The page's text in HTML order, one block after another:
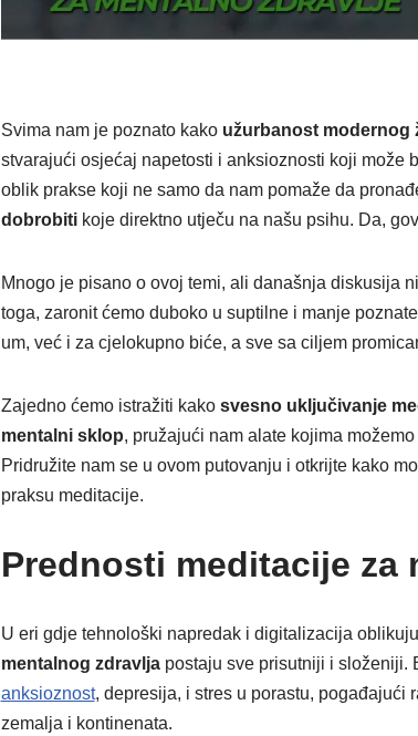
Svima nam je poznato kako užurbanost modernog
stvarajući osjećaj napetosti i anksioznosti koji može
oblik prakse koji ne samo da nam pomaže da
dobrobitikoje direktno utječu na našu psihu. Da,
Mnogo je pisano o ovoj temi, ali današnja diskusija
toga, zaronit ćemo duboko u suptilne i manje
um, već i za cjelokupno biće, a sve sa ciljem
Zajedno ćemo istražiti kako svesno uključivanje
mentalni sklop, pružajući nam alate kojima
Pridružite nam se u ovom putovanju i otkrijte kako
praksu meditacije.
Prednosti meditacije
U eri gdje tehnološki napredak i digitalizacija
mentalnog zdravljapostaju sve prisutniji i složeniji.
anksioznost, depresija, i stres u porastu, pogađajući
zemalja i kontinenata.